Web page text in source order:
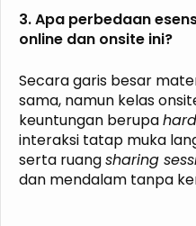
3. Apa perbedaan
online dan onsite ini?
Secara garis besar
sama, namun kelas
keuntungan berupa
interaksi tatap muka
serta ruangsharing
dan mendalam tanpa